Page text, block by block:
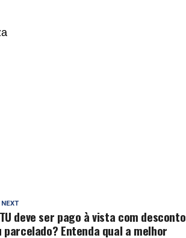
NEXT
deve ser pago à vista com desconto
parcelado? Entenda qual a melhor